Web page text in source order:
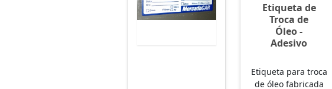
Etiqueta de
Troca de
Óleo -
Adesivo
Etiqueta para troca
de óleo fabricada